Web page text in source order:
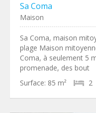
Sa Coma
Maison
Sa Coma, maison
plage Maison
Coma, à seulement 5
promenade, des bout
Surface: 85 m² 2